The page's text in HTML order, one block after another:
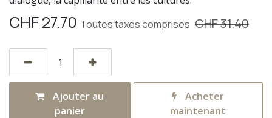
CHF27.70 Toutes taxes comprises CHF31.40
Ajouter au
panier
Acheter
maintenant